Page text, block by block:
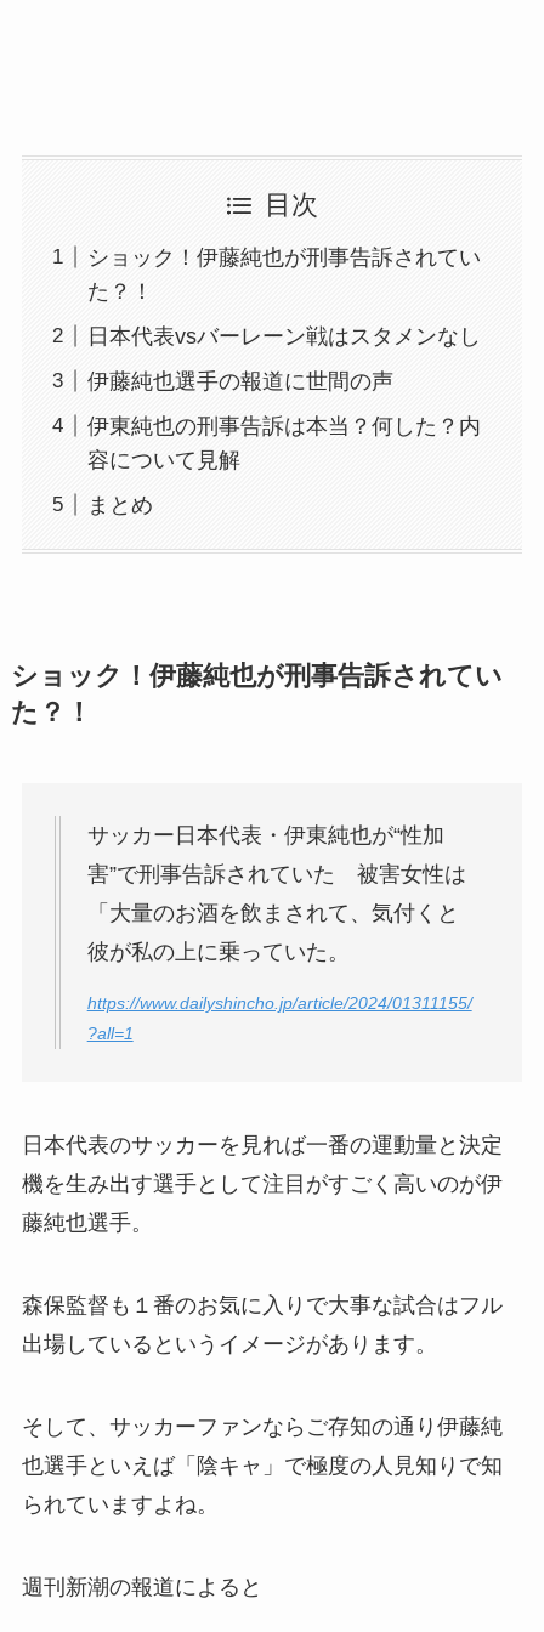
目次
ショック！伊藤純也が刑事告訴されてい
た？！
日本代表vsバーレーン戦はスタメンなし
伊藤純也選手の報道に世間の声
伊東純也の刑事告訴は本当？何した？内
容について見解
まとめ
ショック！伊藤純也が刑事告訴されてい
た？！
サッカー日本代表・伊東純也が“性加
害”で刑事告訴されていた 被害女性は
「大量のお酒を飲まされて、気付くと
彼が私の上に乗っていた。
https://www.dailyshincho.jp/article/2024/01311155/
?all=1
日本代表のサッカーを見れば一番の運動量と決定
機を生み出す選手として注目がすごく高いのが伊
藤純也選手。
森保監督も１番のお気に入りで大事な試合はフル
出場しているというイメージがあります。
そして、サッカーファンならご存知の通り伊藤純
也選手といえば「陰キャ」で極度の人見知りで知
られていますよね。
週刊新潮の報道によると